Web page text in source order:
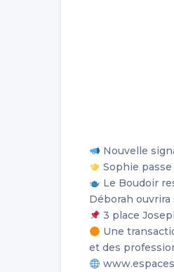
Nouvelle
Sophie
Le Boudoir
Déborah
3 place
Une
et des